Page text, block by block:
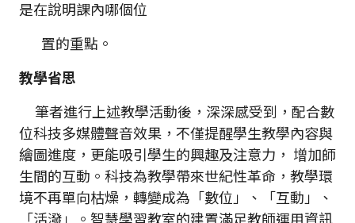
是在說明課內哪個位
置的重點。
教學省思
筆者進行上述教學活動後，深深感受到，配合數
位科技多媒體聲音效果，不僅提醒學生教學內容與
繪圖進度，更能吸引學生的興趣及注意力， 增加師
生間的互動。科技為教學帶來世紀性革命，教學環
境不再單向枯燥，轉變成為「數位」、「互動」、
「活潑」。智慧學習教室的建置滿足教師運用資訊